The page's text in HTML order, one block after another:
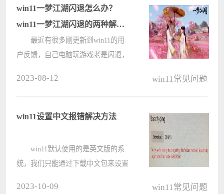
牙开关没了如何修复： 1、
首????
win11一梦江湖闪退怎么办？
win11一梦江湖闪退的两种解决
方法
最近有很多刚更新到win11的用
户反馈，自己电脑玩游戏老是闪退，
法，快来一起看看吧。 win11一
2023-08-12 win11常见问题
win11设置中文报错解决方法
win11默认使用的是英文版的系
统，我们只能通过下载中文包来设置
2023-10-09 win11常见问题